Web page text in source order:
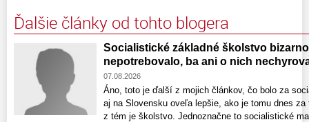
Ďalšie články od tohto blogera
Socialistické základné školstvo
nepotrebovalo, ba ani o nich
07.08.2026
Áno, toto je ďalší z mojich článkov, čo bolo za
aj na Slovensku oveľa lepšie, ako je tomu dnes
z tém je školstvo. Jednoznačne to socialistické